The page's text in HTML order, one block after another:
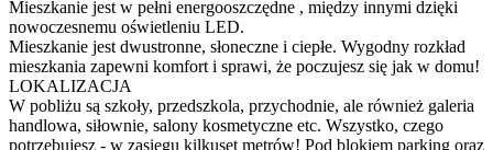
Mieszkanie jest w pełni energooszczędne , między innymi dzięki
nowoczesnemu oświetleniu LED.
Mieszkanie jest dwustronne, słoneczne i ciepłe. Wygodny rozkład
mieszkania zapewni komfort i sprawi, że poczujesz się jak w domu!
LOKALIZACJA
W pobliżu są szkoły, przedszkola, przychodnie, ale również galeria
handlowa, siłownie, salony kosmetyczne etc. Wszystko, czego
potrzebujesz - w zasięgu kilkuset metrów! Pod blokiem parking oraz